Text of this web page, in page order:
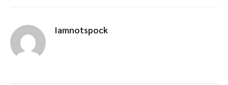
Iamnotspock